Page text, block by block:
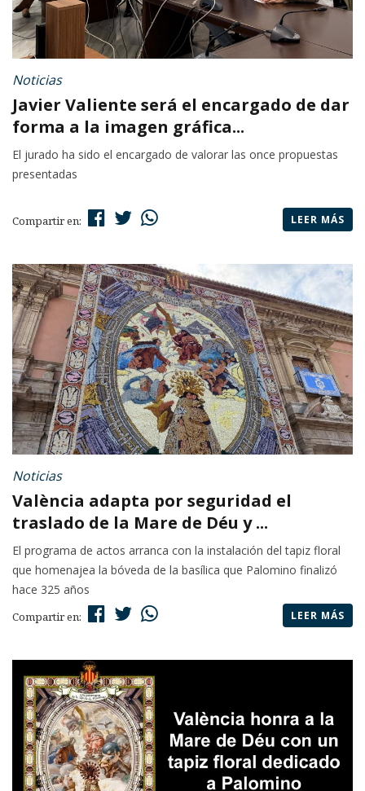
Noticias
Javier Valiente será el encargado de dar
forma a la imagen gráfica...
El jurado ha sido el encargado de valorar las once propuestas
presentadas
Compartir en: LEER MÁS
Noticias
València adapta por seguridad el
traslado de la Mare de Déu y ...
El programa de actos arranca con la instalación del tapiz floral
que homenajea la bóveda de la basílica que Palomino finalizó
hace 325 años
Compartir en: LEER MÁS